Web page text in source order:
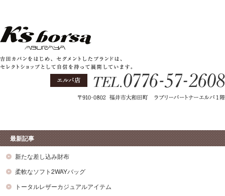
最新記事
新たな差し込み財布
柔軟なソフト2WAYバッグ
トータルレザーカジュアルアイテム